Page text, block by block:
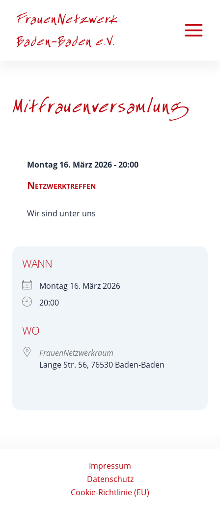
InhaltFrauenNetzwerk
Baden-Baden e.V.
Main
Mitfrauenversamlung
Montag 16. März 2026 - 20:00
Netzwerktreffen
Wir sind unter uns
WANN
Montag 16. März 2026
20:00
WO
FrauenNetzwerkraum
Lange Str. 56, 76530 Baden-Baden
Impressum
Datenschutz
Cookie-Richtlinie (EU)